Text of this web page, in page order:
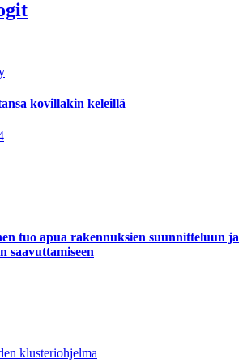
kovillakin keleillä
tuo apua rakennuksien suunnitteluun ja
saavuttamiseen
klusteriohjelma